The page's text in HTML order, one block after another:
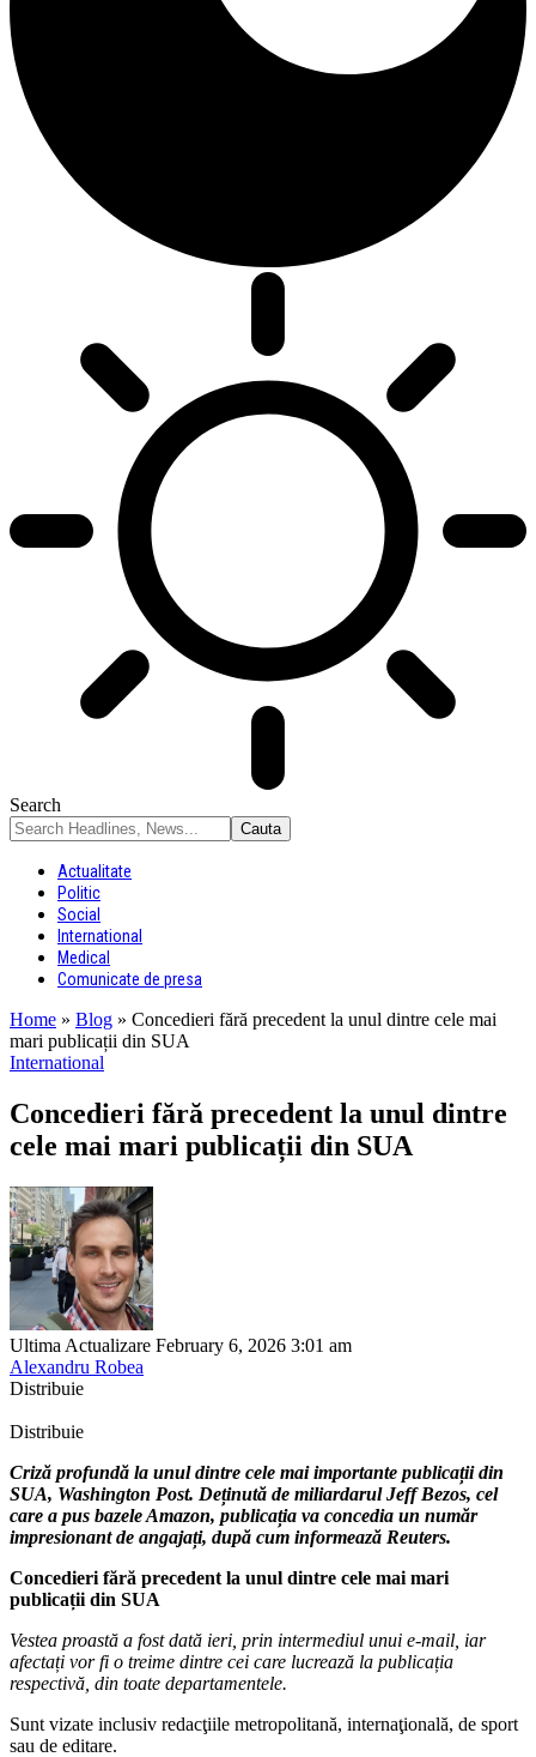
Search
Actualitate
Politic
Social
International
Medical
Comunicate de presa
Home » Blog » Concedieri fără precedent la unul dintre cele mai
mari publicații din SUA
International
Concedieri fără precedent la unul dintre
cele mai mari publicații din SUA
Ultima Actualizare February 6, 2026 3:01 am
Alexandru Robea
Distribuie
Distribuie
Criză profundă la unul dintre cele mai importante publicații din
SUA, Washington Post. Deținută de miliardarul Jeff Bezos, cel
care a pus bazele Amazon, publicația va concedia un număr
impresionant de angajați, după cum informează Reuters.
Concedieri fără precedent la unul dintre cele mai mari
publicații din SUA
Vestea proastă a fost dată ieri, prin intermediul unui e-mail, iar
afectați vor fi o treime dintre cei care lucrează la publicația
respectivă, din toate departamentele.
Sunt vizate inclusiv redacţiile metropolitană, internaţională, de sport
sau de editare.